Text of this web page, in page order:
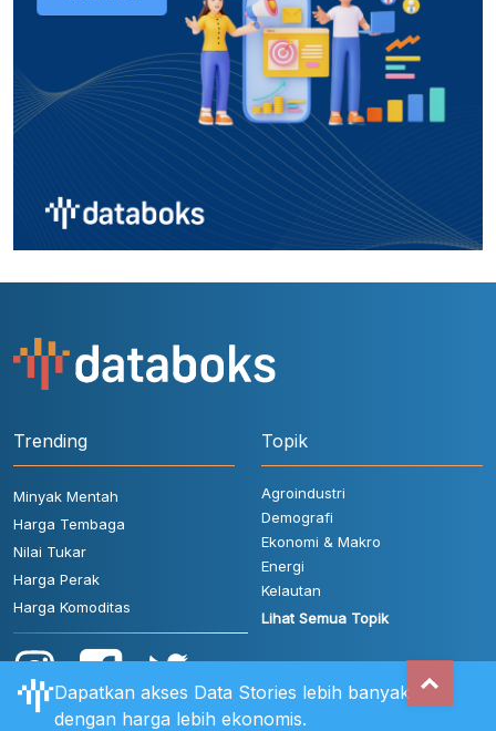
Trending
Minyak Mentah
Harga Tembaga
Nilai Tukar
Harga Perak
Harga Komoditas
Topik
Agroindustri
Demografi
Ekonomi & Makro
Energi
Kelautan
Lihat Semua Topik
Dapatkan akses Data Stories lebih banyak
dengan harga lebih ekonomis.